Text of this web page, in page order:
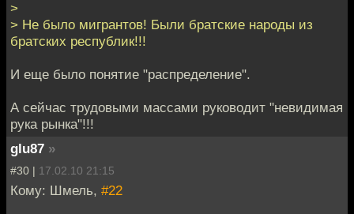
>
> Не было мигрантов! Были братские народы из
братских республик!!!
И еще было понятие "распределение".
А сейчас трудовыми массами руководит "невидимая
рука рынка"!!!
glu87 »
#30 | 17.02.10 21:15
Кому: Шмель, #22